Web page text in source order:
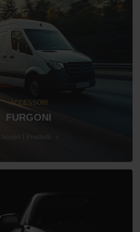
ACCESSORI
FURGONI
Scopri I Prodotti